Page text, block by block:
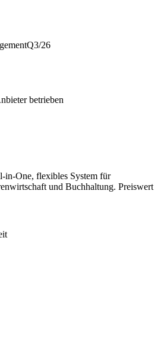
Q3/26
betrieben
One, flexibles System für
und Buchhaltung. Preiswert